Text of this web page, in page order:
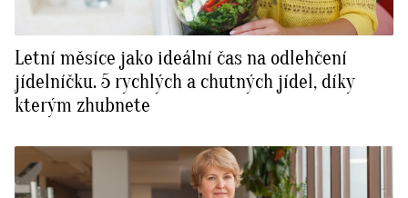
Letní měsíce jako ideální čas na odlehčení
jídelníčku. 5 rychlých a chutných jídel, díky
kterým zhubnete